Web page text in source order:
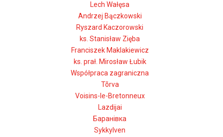
Lech Wałęsa
Andrzej Bączkowski
Ryszard Kaczorowski
ks. Stanisław Zięba
Franciszek Maklakiewicz
ks. prał. Mirosław Łubik
Współpraca zagraniczna
Tõrva
Voisins-le-Bretonneux
Lazdijai
Баранівка
Sykkylven